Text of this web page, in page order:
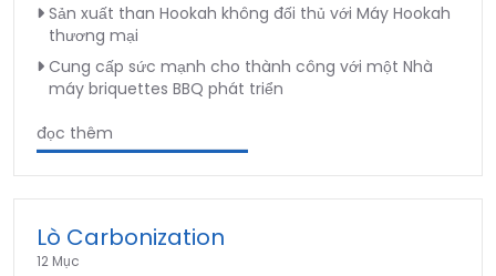
Sản xuất than Hookah không đối thủ với Máy Hookah
thương mại
Cung cấp sức mạnh cho thành công với một Nhà
máy briquettes BBQ phát triển
đọc thêm
Lò Carbonization
12 Mục